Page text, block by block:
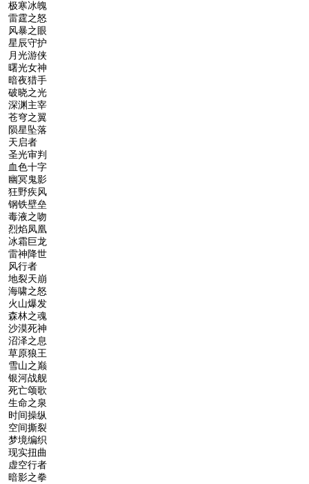
极寒冰魄
雷霆之怒
风暴之眼
星辰守护
月光游侠
曙光女神
暗夜猎手
破晓之光
深渊主宰
苍穹之翼
陨星坠落
天启者
圣光审判
血色十字
幽冥鬼影
狂野疾风
钢铁壁垒
毒液之吻
烈焰凤凰
冰霜巨龙
雷神降世
风行者
地裂天崩
海啸之怒
火山爆发
森林之魂
沙漠死神
沼泽之息
草原狼王
雪山之巅
银河战舰
死亡颂歌
生命之泉
时间操纵
空间撕裂
梦境编织
现实扭曲
虚空行者
暗影之拳